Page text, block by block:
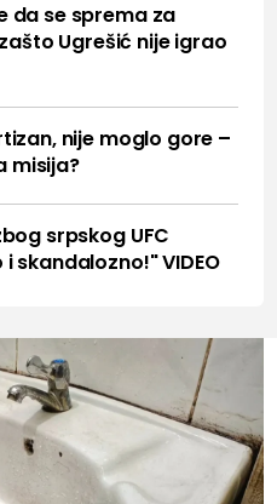
da se sprema za
Ugrešić nije igrao
nije moglo gore –
misija?
srpskog UFC
skandalozno!" VIDEO